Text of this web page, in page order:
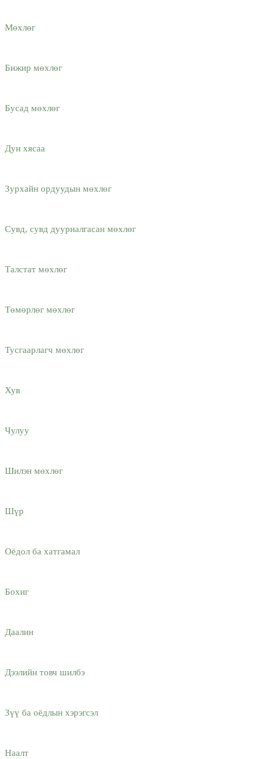
Мөхлөг
Бижир мөхлөг
Бусад мөхлөг
Дун хясаа
Зурхайн ордуудын мөхлөг
Сувд, сувд дууриалгасан мөхлөг
Талстат мөхлөг
Төмөрлөг мөхлөг
Тусгаарлагч мөхлөг
Хув
Чулуу
Шилэн мөхлөг
Шүр
Оёдол ба хатгамал
Бохиг
Даалин
Дээлийн товч шилбэ
Зүү ба оёдлын хэрэгсэл
Наалт